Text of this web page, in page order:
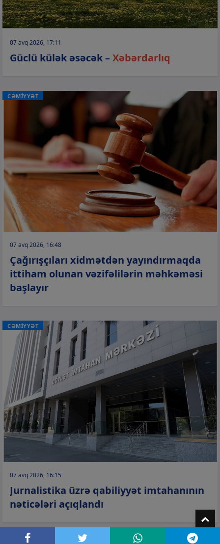
07 avq 2026, 17:11
Güclü külək əsəcək –Xəbərdarlıq
CƏMİYYƏT
07 avq 2026, 16:48
Çağırışçıları xidmətdən yayındırmaqda
ittiham olunan vəzifəlilərin məhkəməsi
başlayır
CƏMİYYƏT
07 avq 2026, 16:15
Jurnalistika üzrə qabiliyyət imtahanının
nəticələri açıqlandı